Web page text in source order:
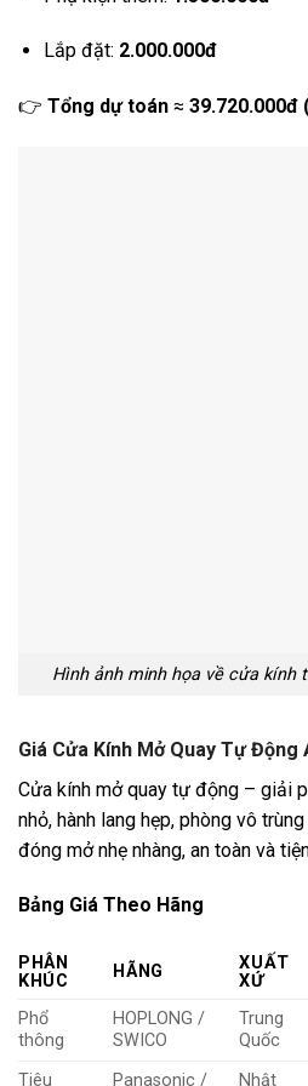
Lắp đặt: 2.000.000đ
👉 Tổng dự toán ≈ 39.720.000đ
Hình ảnh minh họa về cửa kính
Giá Cửa Kính Mở Quay Tự Động
Cửa kính mở quay tự động – giải
nhỏ, hành lang hẹp, phòng vô
đóng mở nhẹ nhàng, an toàn và
Bảng Giá Theo Hãng
PHÂN
KHÚC
HÃNG
XUẤT
XỨ
Phổ
thông
HOPLONG /
SWICO
Trung
Quốc
Tiêu
Panasonic /
Nhật